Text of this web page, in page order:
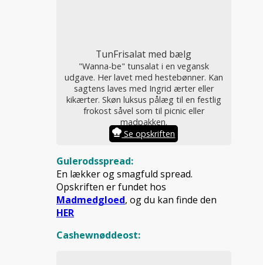
TunFrisalat med bælg
"Wanna-be" tunsalat i en vegansk
udgave. Her lavet med hestebønner. Kan
sagtens laves med Ingrid ærter eller
kikærter. Skøn luksus pålæg til en festlig
frokost såvel som til picnic eller
madpakken.
Se opskriften
Gulerodsspread:
En lækker og smagfuld spread.
Opskriften er fundet hos
Madmedgloed, og du kan finde den
HER
Cashewnøddeost: